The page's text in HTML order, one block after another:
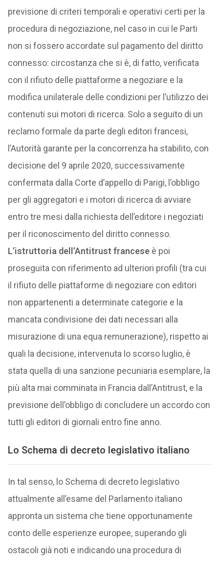
previsione di criteri temporali e operativi certi per la
procedura di negoziazione, nel caso in cui le Parti
non si fossero accordate sul pagamento del diritto
connesso: circostanza che si è, di fatto, verificata
con il rifiuto delle piattaforme a negoziare e la
modifica unilaterale delle condizioni per l’utilizzo dei
contenuti sui motori di ricerca. Solo a seguito di un
reclamo formale da parte degli editori francesi,
l’Autorità garante per la concorrenza ha stabilito, con
decisione del 9 aprile 2020, successivamente
confermata dalla Corte d’appello di Parigi, l’obbligo
per gli aggregatori e i motori di ricerca di avviare
entro tre mesi dalla richiesta dell’editore i negoziati
per il riconoscimento del diritto connesso.
L’istruttoria dell’Antitrust franceseè poi
proseguita con riferimento ad ulteriori profili (tra cui
il rifiuto delle piattaforme di negoziare con editori
non appartenenti a determinate categorie e la
mancata condivisione dei dati necessari alla
misurazione di una equa remunerazione), rispetto ai
quali la decisione, intervenuta lo scorso luglio, è
stata quella di una sanzione pecuniaria esemplare, la
più alta mai comminata in Francia dall’Antitrust, e la
previsione dell’obbligo di concludere un accordo con
tutti gli editori di giornali entro fine anno.
Lo Schema di decreto legislativo italiano
In tal senso, lo Schema di decreto legislativo
attualmente all’esame del Parlamento italiano
appronta un sistema che tiene opportunamente
conto delle esperienze europee, superando gli
ostacoli già noti e indicando una procedura di